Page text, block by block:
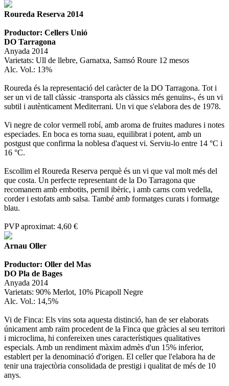
Roureda Reserva 2014
Productor: Cellers Unió
DO Tarragona
Anyada 2014
Varietats: Ull de llebre, Garnatxa, Samsó Roure 12 mesos
Alc. Vol.: 13%
Roureda és la representació del caràcter de la DO Tarragona. Tot i
ser un vi de tall clàssic -transporta als clàssics més genuïns-, és un vi
subtil i autènticament Mediterrani. Un vi que s'elabora des de 1978.
Vi negre de color vermell robí, amb aroma de fruites madures i notes
especiades. En boca es torna suau, equilibrat i potent, amb un
postgust que confirma la noblesa d'aquest vi. Serviu-lo entre 14 °C i
16 °C.
Escollim el Roureda Reserva perquè és un vi que val molt més del
que costa. Un perfecte representant de la Do Tarragona que
recomanem amb embotits, pernil ibèric, i amb carns com vedella,
corder i estofats amb salsa. També amb formatges curats i formatge
blau.
PVP aproximat: 4,60 €
Arnau Oller
Productor: Oller del Mas
DO Pla de Bages
Anyada 2014
Varietats: 90% Merlot, 10% Picapoll Negre
Alc. Vol.: 14,5%
Vi de Finca: Els vins sota aquesta distinció, han de ser elaborats
únicament amb raïm procedent de la Finca que gràcies al seu territori
i microclima, hi confereixen unes característiques qualitatives
especials. Amb un rendiment màxim admès d'un 15% inferior,
establert per la denominació d'origen. El celler que l'elabora ha de
tenir una trajectòria consolidada de prestigi i qualitat de més de 10
anys.